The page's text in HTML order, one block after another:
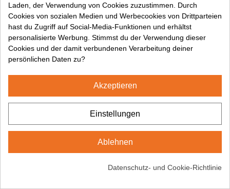
Datenschutzbestimmungen
Cookies-Politik
Folgen Sie uns auf:
2024© CUMSA - Alle Rechte vorbehalten
Laden, der Verwendung von Cookies zuzustimmen. Durch
Cookies von sozialen Medien und Werbecookies von Drittparteien
hast du Zugriff auf Social-Media-Funktionen und erhältst
personalisierte Werbung. Stimmst du der Verwendung dieser
Cookies und der damit verbundenen Verarbeitung deiner
persönlichen Daten zu?
Akzeptieren
Einstellungen
Ablehnen
Datenschutz- und Cookie-Richtlinie